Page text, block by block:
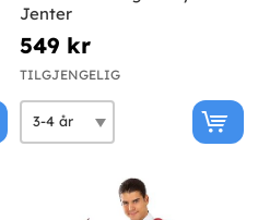
Jenter
549 kr
TILGJENGELIG